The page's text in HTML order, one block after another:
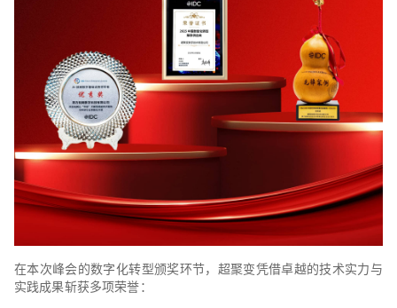
在本次峰会的数字化转型颁奖环节，超聚变凭借卓越的技术实力与
实践成果斩获多项荣誉：